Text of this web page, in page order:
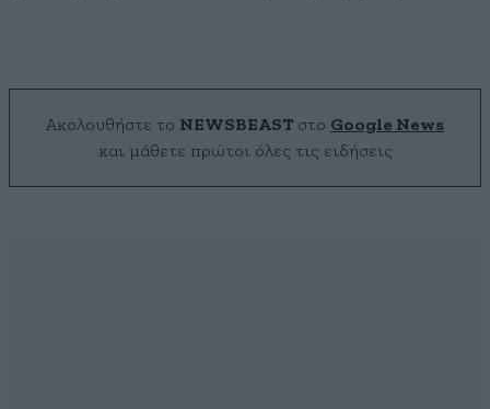
Ακολουθήστε το NEWSBEAST στο Google News
και μάθετε πρώτοι όλες τις ειδήσεις